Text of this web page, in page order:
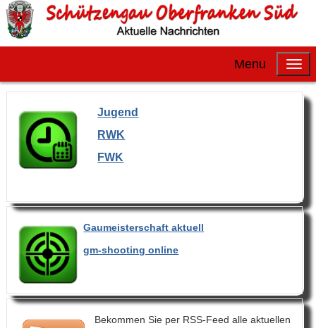
Menu
Jugend
RWK
FWK
Gaumeisterschaft aktuell
gm-shooting online
Bekommen Sie per RSS-Feed alle aktuellen